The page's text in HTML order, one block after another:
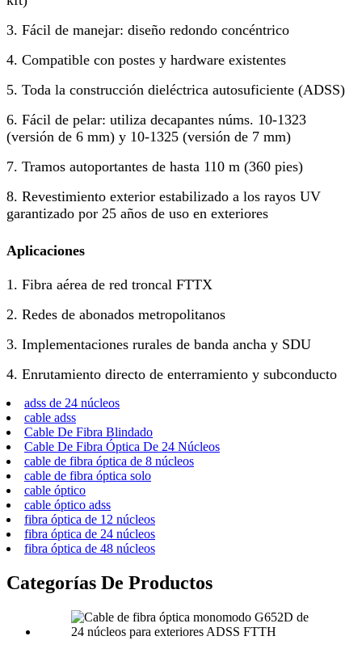
3. Fácil de manejar: diseño redondo concéntrico
4. Compatible con postes y hardware existentes
5. Toda la construcción dieléctrica autosuficiente (ADSS)
6. Fácil de pelar: utiliza decapantes núms. 10-1323
(versión de 6 mm) y 10-1325 (versión de 7 mm)
7. Tramos autoportantes de hasta 110 m (360 pies)
8. Revestimiento exterior estabilizado a los rayos UV
garantizado por 25 años de uso en exteriores
Aplicaciones
1. Fibra aérea de red troncal FTTX
2. Redes de abonados metropolitanos
3. Implementaciones rurales de banda ancha y SDU
4. Enrutamiento directo de enterramiento y subconducto
adss de 24 núcleos
cable adss
Cable De Fibra Blindado
Cable De Fibra Óptica De 24 Núcleos
cable de fibra óptica de 8 núcleos
cable de fibra óptica solo
cable óptico
cable óptico adss
fibra óptica de 12 núcleos
fibra óptica de 24 núcleos
fibra óptica de 48 núcleos
Categorías De Productos